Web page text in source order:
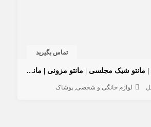
تماس بگیرید
مانتو شیک اسپرت | مانتو شیک مجلسی | مانتو مزونی | مانتو میرداماد
لوازم خانگی و شخصی پوشاک